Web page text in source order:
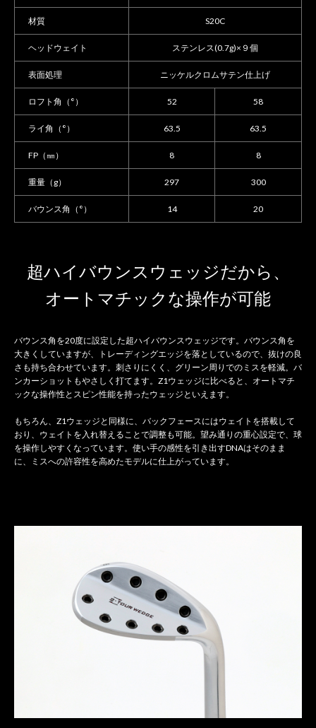
材質 S20C
ヘッドウェイト ステンレス(0.7g)×９個
表面処理 ニッケルクロムサテン仕上げ
ロフト角（°） 52 58
ライ角（°） 63.5 63.5
FP（㎜） 8 8
重量（g） 297 300
バウンス角（°） 14 20
超ハイバウンスウェッジだから、
オートマチックな操作が可能
バウンス角を20度に設定した超ハイバウンスウェッジです。バウンス角を
大きくしていますが、トレーディングエッジを落としているので、抜けの良
さも持ち合わせています。刺さりにくく、グリーン周りでのミスを軽減。バ
ンカーショットもやさしく打てます。Z1ウェッジに比べると、オートマチ
ックな操作性とスピン性能を持ったウェッジといえます。
もちろん、Z1ウェッジと同様に、バックフェースにはウェイトを搭載して
おり、ウェイトを入れ替えることで調整も可能。望み通りの重心設定で、球
を操作しやすくなっています。使い手の感性を引き出すDNAはそのまま
に、ミスへの許容性を高めたモデルに仕上がっています。